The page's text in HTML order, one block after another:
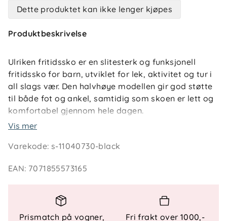
Dette produktet kan ikke lenger kjøpes
Produktbeskrivelse
Ulriken fritidssko er en slitesterk og funksjonell
fritidssko for barn, utviklet for lek, aktivitet og tur i
all slags vær. Den halvhøye modellen gir god støtte
til både fot og ankel, samtidig som skoen er lett og
komfortabel gjennom hele dagen.
membran i hele konstruksjonen, som holder føttene
borrelåslukking kombinert med elastiske lisser med
gir optimal passform. Forsterket tåparti øker
slitestyrken ved aktiv bruk, mens den kraftige
Vis mer
Varekode:s-11040730-black
EAN: 7071855573165
Prismatch på vogner,
Fri frakt over 1000,-